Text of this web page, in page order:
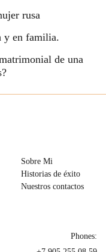
rusa
y en familia.
de una
Sobre Mi
Historias de éxito
Nuestros contactos
Phones: